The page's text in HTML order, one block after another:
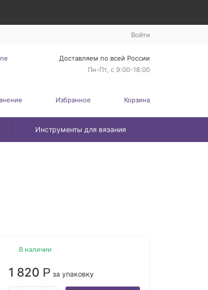
Войти
Доставляем по всей России
Пн-Пт, с 9:00-18:00
Избранное Корзина
Инструменты для вязания
В наличии
1 820 Р за упаковку